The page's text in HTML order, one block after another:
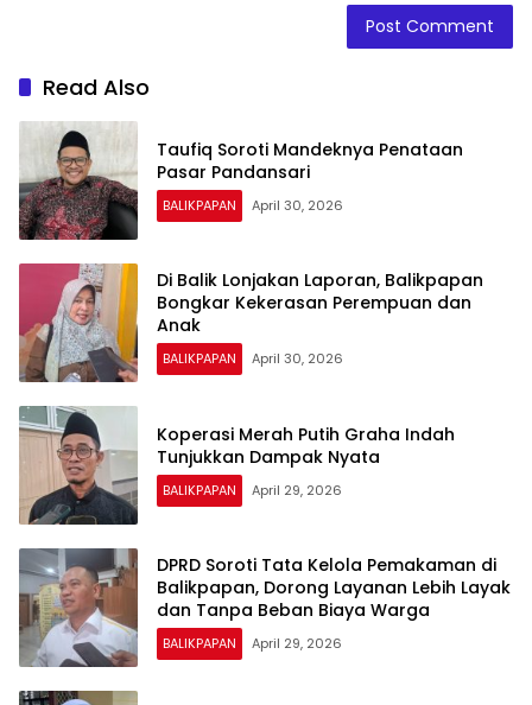
Read Also
Taufiq Soroti Mandeknya Penataan
Pasar Pandansari
BALIKPAPAN April 30, 2026
Di Balik Lonjakan Laporan, Balikpapan
Bongkar Kekerasan Perempuan dan
Anak
BALIKPAPAN April 30, 2026
Koperasi Merah Putih Graha Indah
Tunjukkan Dampak Nyata
BALIKPAPAN April 29, 2026
DPRD Soroti Tata Kelola Pemakaman di
Balikpapan, Dorong Layanan Lebih Layak
dan Tanpa Beban Biaya Warga
BALIKPAPAN April 29, 2026